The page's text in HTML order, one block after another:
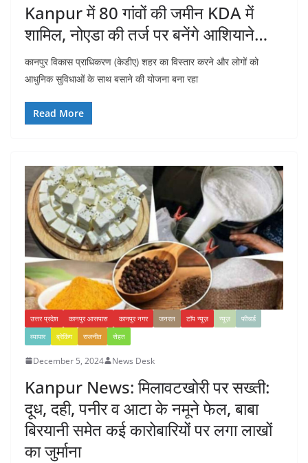
Kanpur में 80 गांवों की जमीन KDA में
शामिल, नोएडा की तर्ज पर बनेंगे आशियाने…
कानपुर विकास प्राधिकरण (केडीए) शहर का विस्तार करने और लोगों को
आधुनिक सुविधाओं के साथ बसाने की योजना बना रहा
Read More
उत्तर प्रदेश कानपुर आसपास कानपुर नगर जनरल टॉप न्यूज़ न्यूज़
फीचर्ड
ब्यापार
ब्रेकिंग राजनीत सेहत
December 5, 2024 News Desk
Kanpur News: मिलावटखोरी पर सख्ती:
दूध, दही, पनीर व आटा के नमूने फेल, बाबा
बिरयानी समेत कई कारोबारियों पर लगा लाखों
का जुर्माना